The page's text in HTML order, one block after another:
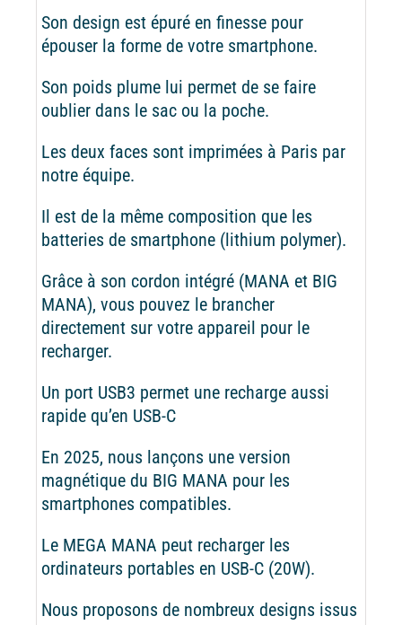
Son design est épuré en finesse pour
épouser la forme de votre smartphone.
Son poids plume lui permet de se faire
oublier dans le sac ou la poche.
Les deux faces sont imprimées à Paris par
notre équipe.
Il est de la même composition que les
batteries de smartphone (lithium polymer).
Grâce à son cordon intégré (MANA et BIG
MANA), vous pouvez le brancher
directement sur votre appareil pour le
recharger.
Un port USB3 permet une recharge aussi
rapide qu’en USB-C
En 2025, nous lançons une version
magnétique du BIG MANA pour les
smartphones compatibles.
Le MEGA MANA peut recharger les
ordinateurs portables en USB-C (20W).
Nous proposons de nombreux designs issus